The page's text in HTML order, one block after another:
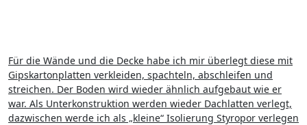
Für die Wände und die Decke habe ich mir überlegt diese mit
Gipskartonplatten verkleiden, spachteln, abschleifen und
streichen. Der Boden wird wieder ähnlich aufgebaut wie er
war. Als Unterkonstruktion werden wieder Dachlatten verlegt,
dazwischen werde ich als „kleine“ Isolierung Styropor verlegen